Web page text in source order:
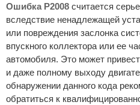
Ошибка P2008 считается
вследствие ненадлежащей
или повреждения заслонка
впускного коллектора или ее
автомобиля. Это может
и даже полному выходу
обнаружении данного кода
обратиться к